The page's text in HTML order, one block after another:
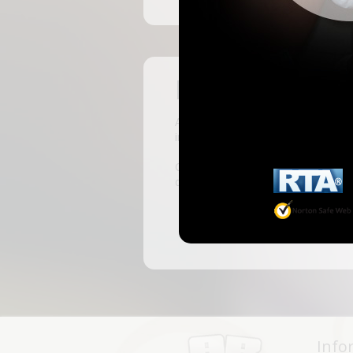
Pas encore
ABKingdom est le site français de
inscrivant, vous pourrez accéder
C'est rapide et gratuit, des milliers
discussions, faire des rencontres,